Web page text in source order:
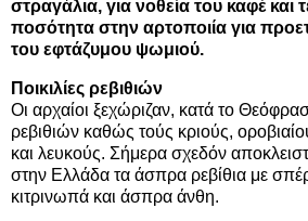
στραγάλια, για νοθεία του καφέ και
ποσότητα στην αρτοποιία για
του εφτάζυμου ψωμιού.
Ποικιλίες ρεβιθιών
Οι αρχαίοι ξεχώριζαν, κατά το
ρεβιθιών καθώς τούς κριούς,
και λευκούς. Σήμερα σχεδόν
στην Ελλάδα τα άσπρα ρεβίθια με
κιτρινωπά και άσπρα άνθη.